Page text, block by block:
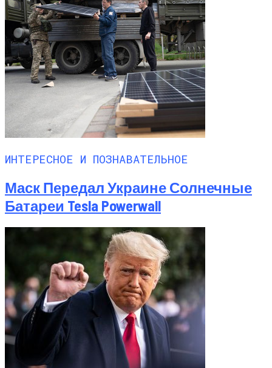
ИНТЕРЕСНОЕ И ПОЗНАВАТЕЛЬНОЕ
Маск Передал Украине Солнечные
Батареи Tesla Powerwall